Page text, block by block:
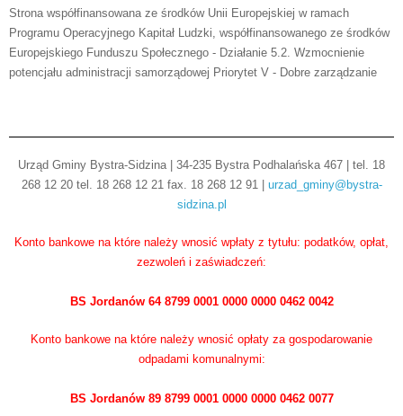
Strona współfinansowana ze środków Unii Europejskiej w ramach
Programu Operacyjnego Kapitał Ludzki, współfinansowanego ze środków
Europejskiego Funduszu Społecznego - Działanie 5.2. Wzmocnienie
potencjału administracji samorządowej Priorytet V - Dobre zarządzanie
Urząd Gminy Bystra-Sidzina | 34-235 Bystra Podhalańska 467 | tel. 18
268 12 20 tel. 18 268 12 21 fax. 18 268 12 91 | urzad_gminy@bystra-
sidzina.pl
Konto bankowe na które należy wnosić wpłaty z tytułu: podatków, opłat,
zezwoleń i zaświadczeń:
BS Jordanów 64 8799 0001 0000 0000 0462 0042
Konto bankowe na które należy wnosić opłaty za gospodarowanie
odpadami komunalnymi:
BS Jordanów 89 8799 0001 0000 0000 0462 0077